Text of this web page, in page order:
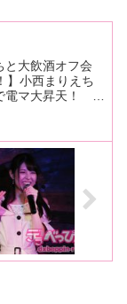
と大飲酒オフ会
】小西まりえち
電マ大昇天！ 宮